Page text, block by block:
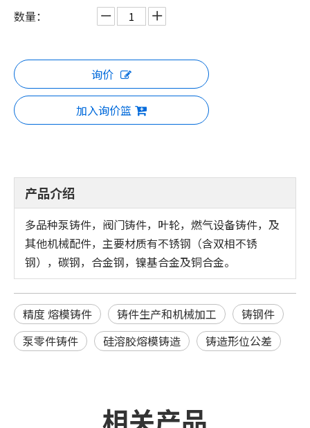
数量：
询价
加入询价篮
产品介绍
多品种泵铸件，阀门铸件，叶轮，燃气设备铸件，及
其他机械配件，主要材质有不锈钢（含双相不锈
钢），碳钢，合金钢，镍基合金及铜合金。
精度 熔模铸件 铸件生产和机械加工
铸钢件
泵零件铸件
硅溶胶熔模铸造 铸造形位公差
相关产品